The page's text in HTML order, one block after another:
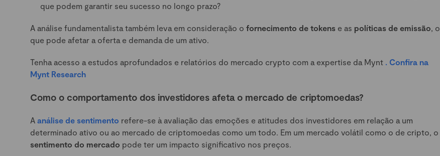
que podem garantir seu sucesso no longo prazo?
A análise fundamentalista também leva em consideração o fornecimento de tokens e as políticas de emissão , o
que pode afetar a oferta e demanda de um ativo.
Tenha acesso a estudos aprofundados e relatórios do mercado crypto com a expertise da Mynt . Confira na
Mynt Research
Como o comportamento dos investidores afeta o mercado de criptomoedas?
A análise de sentimento refere-se à avaliação das emoções e atitudes dos investidores em relação a um
determinado ativo ou ao mercado de criptomoedas como um todo. Em um mercado volátil como o de cripto, o
sentimento do mercado pode ter um impacto significativo nos preços.